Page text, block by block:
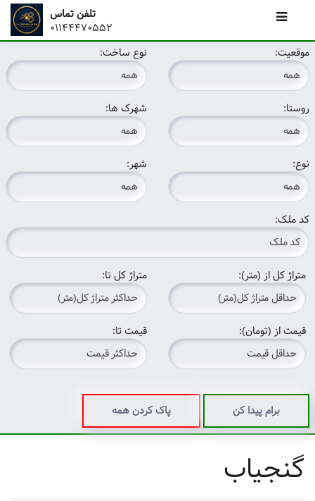
تلفن تماس
01144470552
نوع ساخت:
موقعیت:
شهرک ها: روستا:
شهر: نوع:
کد ملک:
متراژ کل از (متر): متراژ کل تا:
قیمت از (تومان): قیمت تا:
برام پیدا کن پاک کردن همه
گنجیاب